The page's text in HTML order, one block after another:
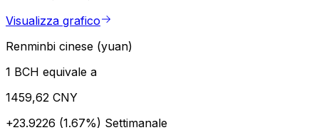
Visualizza grafico
Renminbi cinese (yuan)
1 BCH equivale a
1459,62 CNY
+23.9226 (1.67%) Settimanale